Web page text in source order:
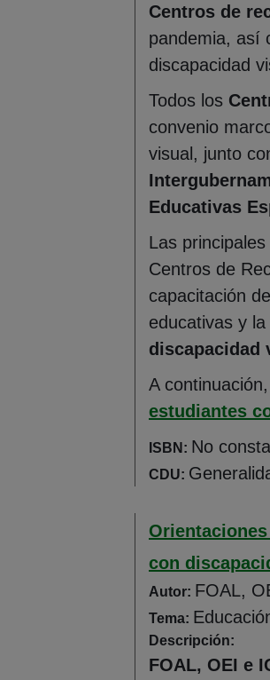
Centros de
pandemia, así
discapacidad
Todos los
convenio
visual, junto
Educativas
Las
Centros de
capacitación
educativas y
discapacidad
A
estudiantes
ISBN: No consta
CDU:
con
Autor: FOAL,
Tema:
Descripción:
FOAL, OEI e